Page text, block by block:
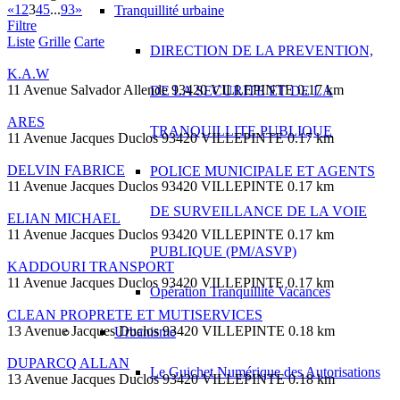
Tranquillité urbaine
DIRECTION DE LA PREVENTION,
DE LA SECURITE ET DE LA
TRANQUILLITE PUBLIQUE
POLICE MUNICIPALE ET AGENTS
DE SURVEILLANCE DE LA VOIE
PUBLIQUE (PM/ASVP)
Opération Tranquillité Vacances
Urbanisme
Le Guichet Numérique des Autorisations
«1 2345...93»
Filtre
Liste Grille Carte
K.A.W
11 Avenue Salvador Allende 93420 VILLEPINTE 0.17 km
ARES
11 Avenue Jacques Duclos 93420 VILLEPINTE 0.17 km
DELVIN FABRICE
11 Avenue Jacques Duclos 93420 VILLEPINTE 0.17 km
ELIAN MICHAEL
11 Avenue Jacques Duclos 93420 VILLEPINTE 0.17 km
KADDOURI TRANSPORT
11 Avenue Jacques Duclos 93420 VILLEPINTE 0.17 km
CLEAN PROPRETE ET MUTISERVICES
13 Avenue Jacques Duclos 93420 VILLEPINTE 0.18 km
DUPARCQ ALLAN
13 Avenue Jacques Duclos 93420 VILLEPINTE 0.18 km